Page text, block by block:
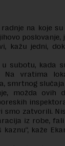
na koje
poslovanje,
kažu jedni,
subotu, kada
Na vratima
smrtnog
možda ovih
smo zatvorili.
iz robe,
kaže